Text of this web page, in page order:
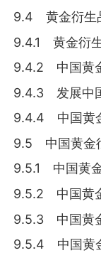
9.4 黄金衍生
9.4.1 黄金衍
9.4.2 中国黄
9.4.3 发展中
9.4.4 中国黄
9.5 中国黄金
9.5.1 中国黄
9.5.2 中国黄
9.5.3 中国黄
9.5.4 中国黄